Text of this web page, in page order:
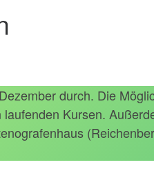
durch. Die
Kursen.